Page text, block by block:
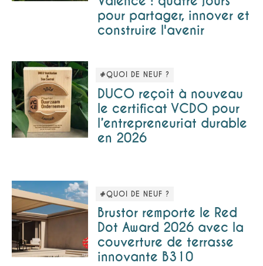
pour partager, innover et
construire l'avenir
#QUOI DE NEUF ?
DUCO reçoit à nouveau
le certificat VCDO pour
l’entrepreneuriat durable
en 2026
#QUOI DE NEUF ?
Brustor remporte le Red
Dot Award 2026 avec la
couverture de terrasse
innovante B310